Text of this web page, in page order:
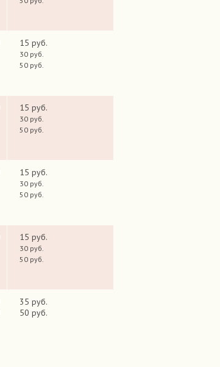
15 руб.
30 руб.
50 руб.
15 руб.
30 руб.
50 руб.
15 руб.
30 руб.
50 руб.
15 руб.
30 руб.
50 руб.
35 руб.
50 руб.